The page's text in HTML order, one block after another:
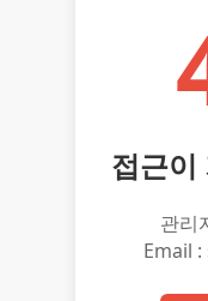
접근이
관리
Email